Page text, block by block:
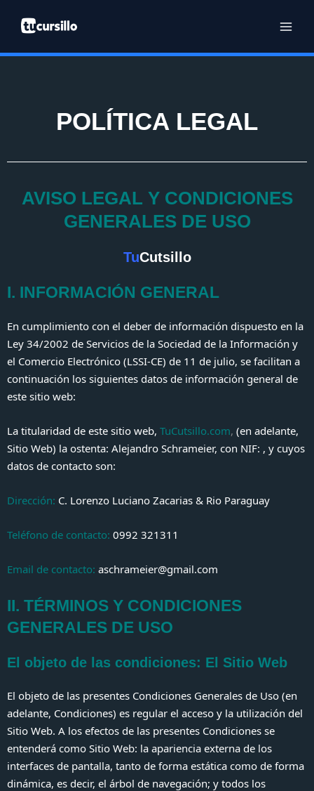
POLÍTICA LEGAL
AVISO LEGAL Y CONDICIONES
GENERALES DE USO
TuCutsillo
I. INFORMACIÓN GENERAL
En cumplimiento con el deber de información dispuesto en la
Ley 34/2002 de Servicios de la Sociedad de la Información y
el Comercio Electrónico (LSSI-CE) de 11 de julio, se facilitan a
continuación los siguientes datos de información general de
este sitio web:
La titularidad de este sitio web, TuCutsillo.com, (en adelante,
Sitio Web) la ostenta: Alejandro Schrameier, con NIF: , y cuyos
datos de contacto son:
Dirección: C. Lorenzo Luciano Zacarias & Rio Paraguay
Teléfono de contacto: 0992 321311
Email de contacto: aschrameier@gmail.com
II. TÉRMINOS Y CONDICIONES
GENERALES DE USO
El objeto de las condiciones: El Sitio Web
El objeto de las presentes Condiciones Generales de Uso (en
adelante, Condiciones) es regular el acceso y la utilización del
Sitio Web. A los efectos de las presentes Condiciones se
entenderá como Sitio Web: la apariencia externa de los
interfaces de pantalla, tanto de forma estática como de forma
dinámica, es decir, el árbol de navegación; y todos los